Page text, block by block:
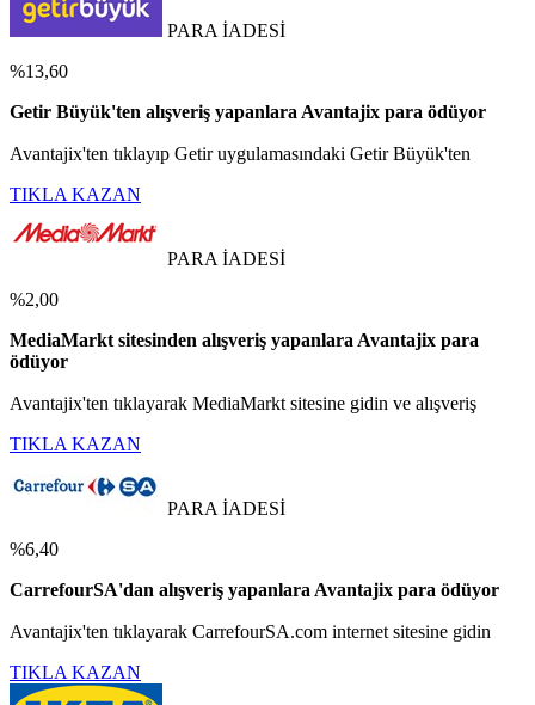
PARA İADESİ
%13,60
Getir Büyük'ten alışveriş yapanlara Avantajix para ödüyor
Avantajix'ten tıklayıp Getir uygulamasındaki Getir Büyük'ten
TIKLA KAZAN
PARA İADESİ
%2,00
MediaMarkt sitesinden alışveriş yapanlara Avantajix para
ödüyor
Avantajix'ten tıklayarak MediaMarkt sitesine gidin ve alışveriş
TIKLA KAZAN
PARA İADESİ
%6,40
CarrefourSA'dan alışveriş yapanlara Avantajix para ödüyor
Avantajix'ten tıklayarak CarrefourSA.com internet sitesine gidin
TIKLA KAZAN